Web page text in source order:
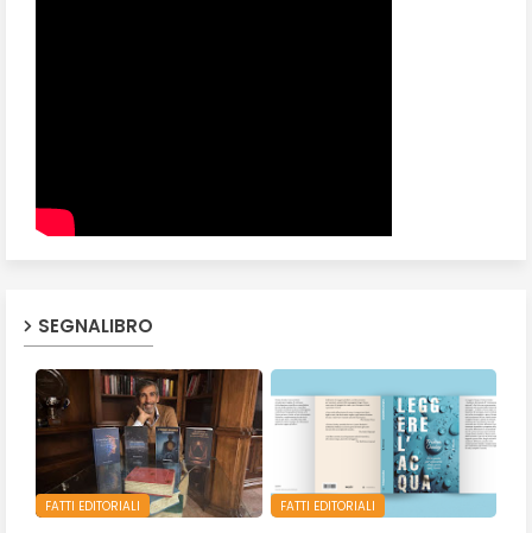
SEGNALIBRO
FATTI EDITORIALI FATTI EDITORIALI